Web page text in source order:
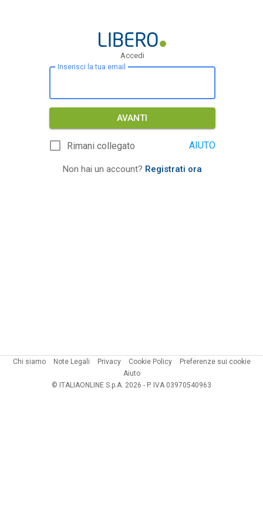
Accedi
Inserisci la tua email
AVANTI
Rimani collegato AIUTO
Non hai un account? Registrati ora
Chi siamo Note Legali Privacy Cookie Policy
Preferenze sui cookie
Aiuto
© ITALIAONLINE S.p.A. 2026 - P. IVA 03970540963